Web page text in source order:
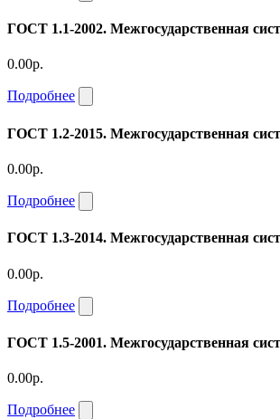
ГОСТ 1.1-2002. Межгосударственная
0.00р.
Подробнее
ГОСТ 1.2-2015. Межгосударственная
0.00р.
Подробнее
ГОСТ 1.3-2014. Межгосударственная
0.00р.
Подробнее
ГОСТ 1.5-2001. Межгосударственная
0.00р.
Подробнее